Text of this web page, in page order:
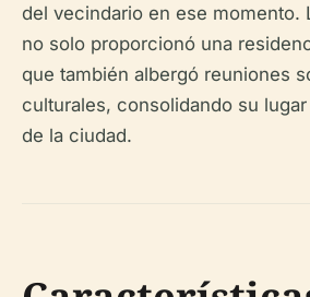
del vecindario en ese momento.
no solo proporcionó una
que también albergó reuniones
culturales, consolidando su
de la ciudad.